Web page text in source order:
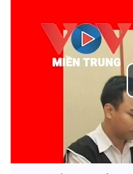
VÀI PHÚT DÀNH CHO